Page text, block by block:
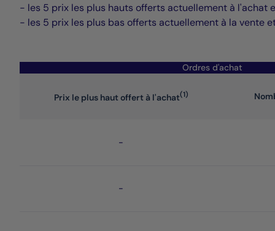
- les 5 prix les plus hauts offerts actuellement à l'achat
- les 5 prix les plus bas offerts actuellement à la vente
Ordres d'achat
Prix le plus haut offert à l'achat(1)
-
-